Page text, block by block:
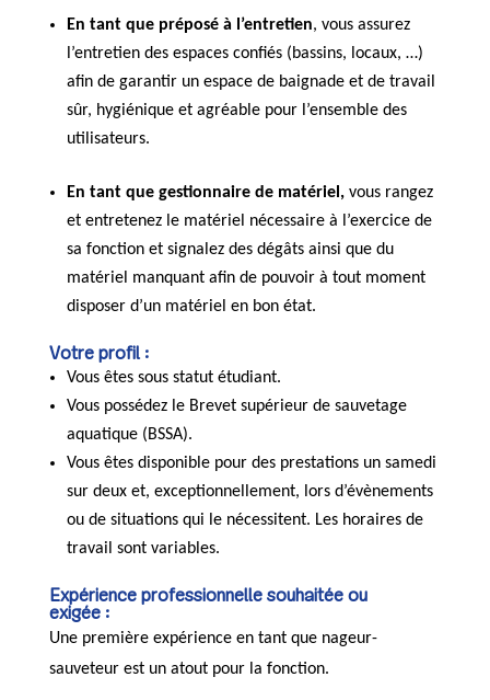
En tant que préposé à l’entretien, vous assurez
l’entretien des espaces confiés (bassins, locaux, …)
afin de garantir un espace de baignade et de travail
sûr, hygiénique et agréable pour l’ensemble des
utilisateurs.
En tant que gestionnaire de matériel , vous rangez
et entretenez le matériel nécessaire à l’exercice de
sa fonction et signalez des dégâts ainsi que du
matériel manquant afin de pouvoir à tout moment
disposer d’un matériel en bon état.
Votre profil :
Vous êtes sous statut étudiant.
Vous possédez le Brevet supérieur de sauvetage
aquatique (BSSA).
Vous êtes disponible pour des prestations un samedi
sur deux et, exceptionnellement, lors d’évènements
ou de situations qui le nécessitent. Les horaires de
travail sont variables.
Expérience professionnelle souhaitée ou
exigée :
Une première expérience en tant que nageur-
sauveteur est un atout pour la fonction.